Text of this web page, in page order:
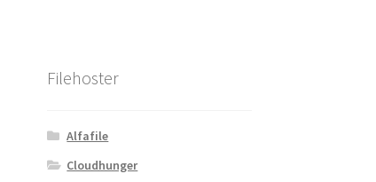
Filehoster
Alfafile
Cloudhunger